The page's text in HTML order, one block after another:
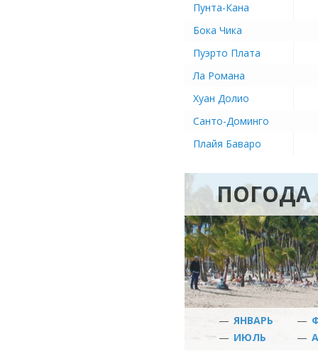
Пунта-Кана
Бока Чика
Пуэрто Плата
Ла Романа
Хуан Долио
Санто-Доминго
Плайя Баваро
ПОГОДА
— ЯНВАРЬ —
— ИЮЛЬ —